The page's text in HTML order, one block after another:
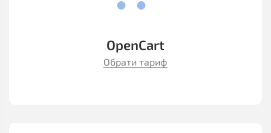
OpenCart
Обрати тариф